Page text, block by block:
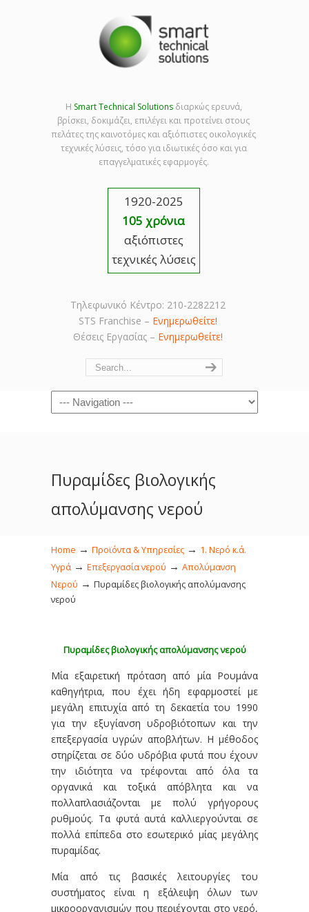
Η Smart Technical Solutionsδιαρκώς ερευνά,
βρίσκει, δοκιμάζει, επιλέγει και προτείνει στους
πελάτες της καινοτόμες και αξιόπιστες οικολογικές
τεχνικές λύσεις, τόσο για ιδιωτικές όσο και για
επαγγελματικές εφαρμογές.
1920-2025
105 χρόνια
αξιόπιστες
τεχνικές λύσεις
Τηλεφωνικό Κέντρο: 210-2282212
STS Franchise – Ενημερωθείτε!
Θέσεις Εργασίας – Ενημερωθείτε!
Navigation
Πυραμίδες βιολογικής
απολύμανσης νερού
Home → Προϊόντα & Υπηρεσίες → 1. Νερό κ.ά.
Υγρά → Επεξεργασία νερού → Απολύμανση
Νερού → Πυραμίδες βιολογικής απολύμανσης
νερού
Πυραμίδες βιολογικής απολύμανσης νερού
Μία εξαιρετική πρόταση από μία Ρουμάνα
καθηγήτρια, που έχει ήδη εφαρμοστεί με
μεγάλη επιτυχία από τη δεκαετία του 1990
για την εξυγίανση υδροβιότοπων και την
επεξεργασία υγρών αποβλήτων. Η μέθοδος
στηρίζεται σε δύο υδρόβια φυτά που έχουν
την ιδιότητα να τρέφονται από όλα τα
οργανικά και τοξικά απόβλητα και να
πολλαπλασιάζονται με πολύ γρήγορους
ρυθμούς. Τα φυτά αυτά καλλιεργούνται σε
πολλά επίπεδα στο εσωτερικό μίας μεγάλης
πυραμίδας.
Μία από τις βασικές λειτουργίες του
συστήματος είναι η εξάλειψη όλων των
μικροοργανισμών που περιέχονται στο νερό,